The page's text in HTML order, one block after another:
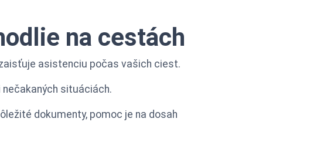
na cestách
asistenciu počas vašich ciest.
situáciách.
dokumenty, pomoc je na dosah